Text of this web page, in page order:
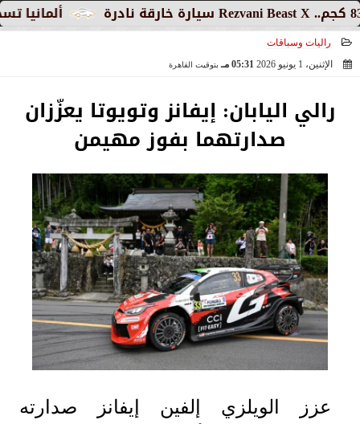
ألمانيا تسجل
راليات وسباقات
الإثنين، 1 يونيو 2026
05:31 مـ بتوقيت القاهرة
رالي اليابان: إيفانز وتويوتا يعزّزان
صدارتهما بفوز مهيمن
عزز الويلزي إلفين إيفانز صدارته